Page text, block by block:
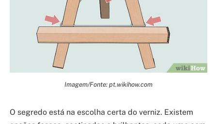
Imagem/Fonte: pt.wikihow.com
O segredo está na escolha certa do verniz. Existem